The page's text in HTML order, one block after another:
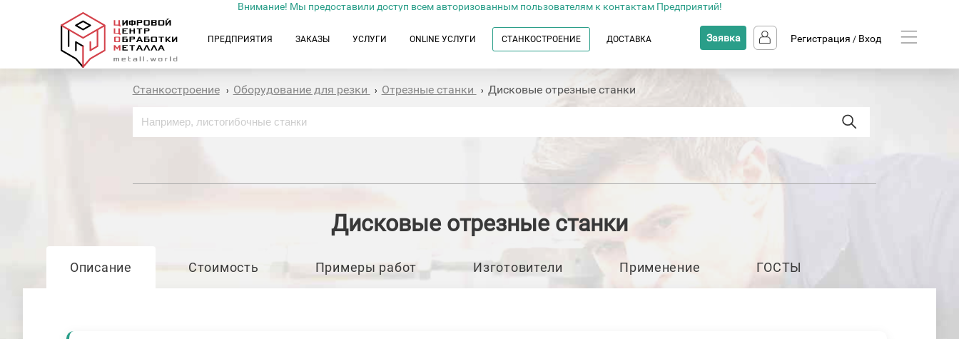
Внимание! Мы предоставили доступ всем авторизованным пользователям к контактам Предприятий!
ПРЕДПРИЯТИЯ ЗАКАЗЫ УСЛУГИ ONLINE УСЛУГИ СТАНКОСТРОЕНИЕ ДОСТАВКА Заявка Регистрация / Вход
Станкостроение› Оборудование для резки › Отрезные станки › Дисковые отрезные станки
Дисковые отрезные станки
Описание Стоимость Примеры работ Изготовители Применение ГОСТЫ